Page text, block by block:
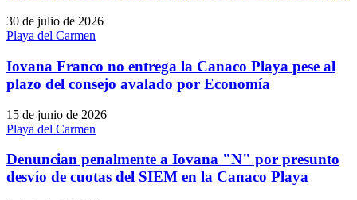
30 de julio de 2026
Playa del Carmen
Iovana Franco no entrega la Canaco Playa pese al
plazo del consejo avalado por Economía
15 de junio de 2026
Playa del Carmen
Denuncian penalmente a Iovana "N" por presunto
desvío de cuotas del SIEM en la Canaco Playa